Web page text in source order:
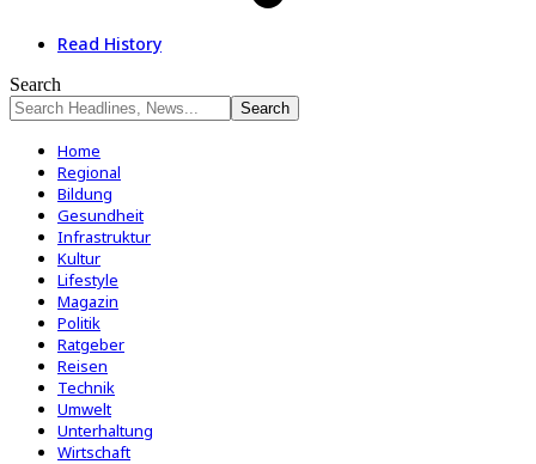
Read History
Search
Home
Regional
Bildung
Gesundheit
Infrastruktur
Kultur
Lifestyle
Magazin
Politik
Ratgeber
Reisen
Technik
Umwelt
Unterhaltung
Wirtschaft